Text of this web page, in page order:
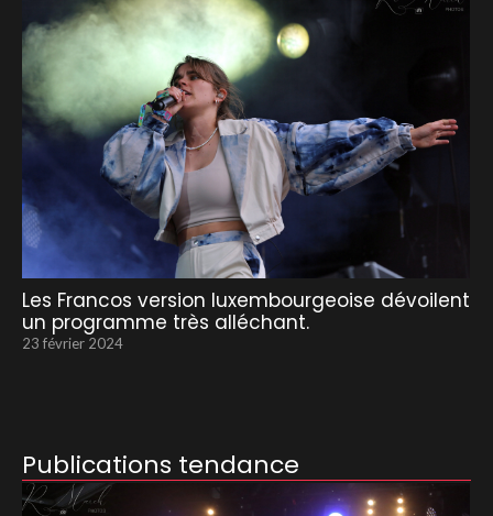
Les Francos version luxembourgeoise dévoilent
un programme très alléchant.
23 février 2024
Publications tendance